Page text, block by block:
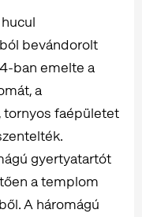
bevándorolt
ban emelte a
a
tornyos faépületet
gyertyatartót
a templom
A háromágú